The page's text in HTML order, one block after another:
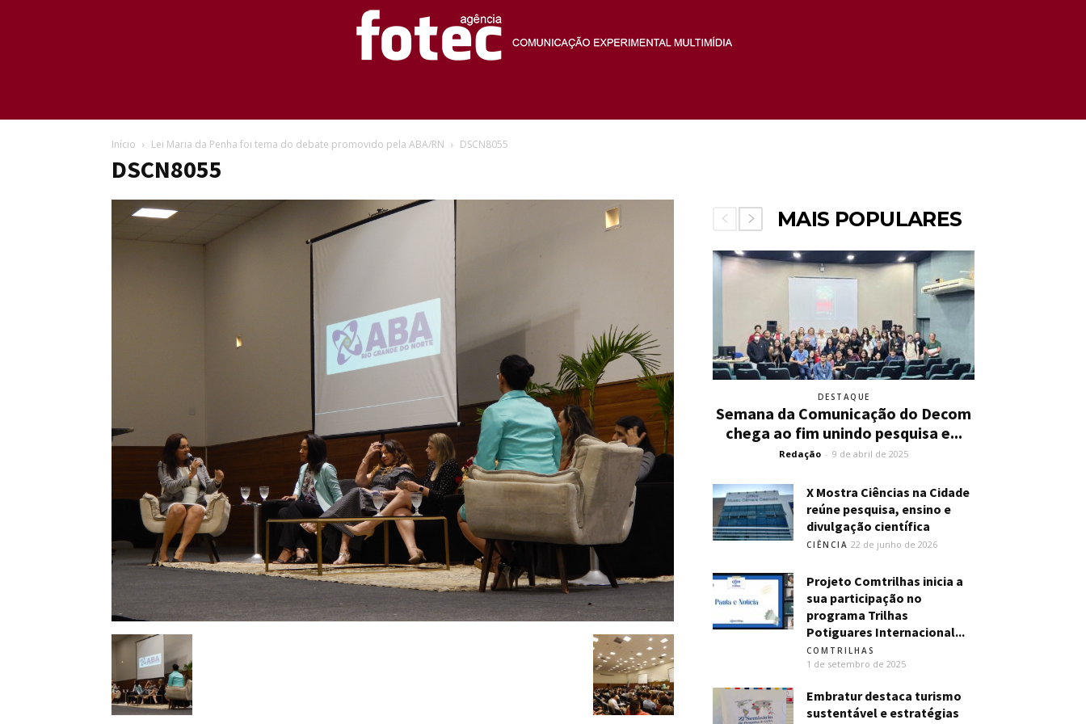
Início Lei Maria da Penha foi tema do debate promovido pela ABA/RN DSCN8055
DSCN8055
MAIS POPULARES
DESTAQUE
Semana da Comunicação do Decom
chega ao fim unindo pesquisa e...
Redação - 9 de abril de 2025
X Mostra Ciências na Cidade
reúne pesquisa, ensino e
divulgação científica
CIÊNCIA 22 de junho de 2026
Projeto Comtrilhas inicia a
sua participação no
programa Trilhas
Potiguares Internacional...
COMTRILHAS
1 de setembro de 2025
Embratur destaca turismo
sustentável e estratégias